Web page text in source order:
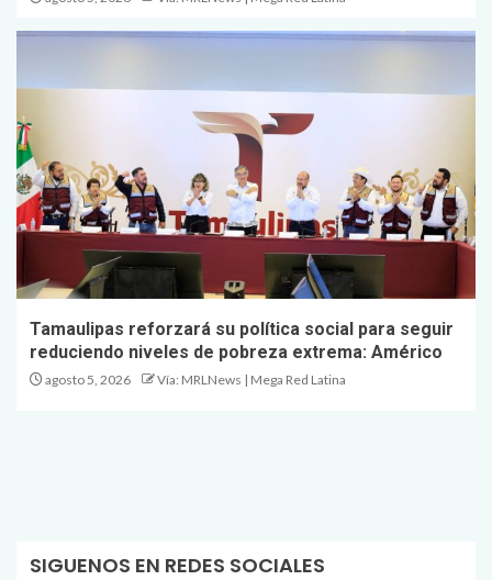
Tamaulipas reforzará su política social para seguir
reduciendo niveles de pobreza extrema: Américo
agosto 5, 2026 Vía: MRLNews | Mega Red Latina
SIGUENOS EN REDES SOCIALES